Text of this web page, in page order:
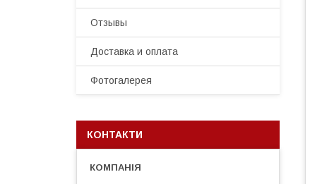
Отзывы
Доставка и оплата
Фотогалерея
КОНТАКТИ